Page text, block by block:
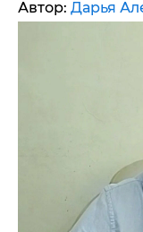
Автор: Дарья